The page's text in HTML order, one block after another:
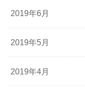
2019年6月
2019年5月
2019年4月